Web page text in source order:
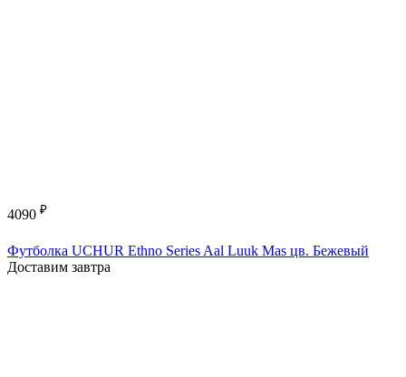
4090 ₽
Футболка UCHUR Ethno Series Aal Luuk Mas цв. Бежевый
Доставим завтра